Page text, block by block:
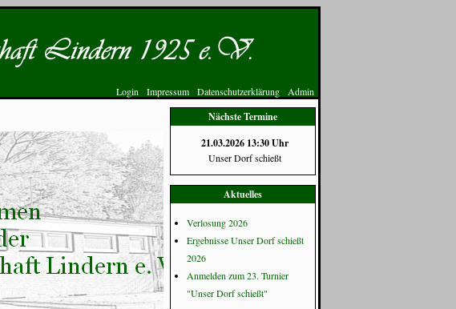
Admin
Datenschutzerklärung
Impressum
Login
Nächste Termine
21.03.2026 13:30 Uhr
Unser Dorf schießt
Aktuelles
Verlosung 2026
Ergebnisse Unser Dorf schießt
2026
Anmelden zum 23. Turnier
"Unser Dorf schießt"